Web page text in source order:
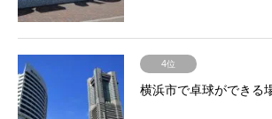
4位
横浜市で卓球ができる